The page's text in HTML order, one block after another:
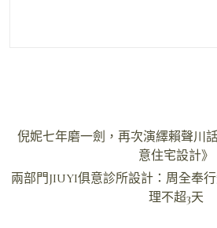
文
導
倪妮七年磨一劍，再次演繹賴聲川
意住宅設計》
兩部門JIUYI俱意診所設計：周全奉
理不超3天